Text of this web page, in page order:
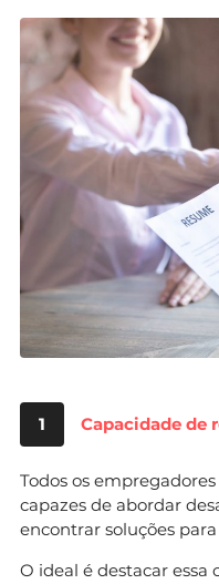
1 Capacidade de
Todos os
capazes de abordar
encontrar soluções
O ideal é destacar essa